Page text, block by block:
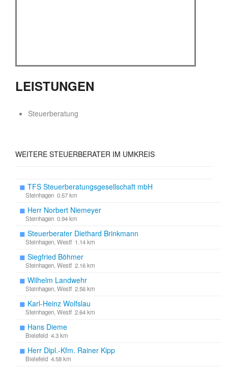
LEISTUNGEN
Steuerberatung
WEITERE STEUERBERATER IM UMKREIS
◼ TFS Steuerberatungsgesellschaft mbH
Steinhagen 0.57 km
◼ Herr Norbert Niemeyer
Steinhagen 0.94 km
◼ Steuerberater Diethard Brinkmann
Steinhagen, Westf 1.14 km
◼ Siegfried Böhmer
Steinhagen, Westf 2.16 km
◼ Wilhelm Landwehr
Steinhagen, Westf 2.56 km
◼ Karl-Heinz Wolfslau
Steinhagen, Westf 2.64 km
◼ Hans Dieme
Bielefeld 4.3 km
◼ Herr Dipl.-Kfm. Rainer Kipp
Bielefeld 4.58 km